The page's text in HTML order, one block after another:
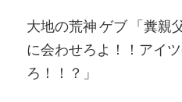
大地の荒神 ゲブ 「糞親
に会わせろよ！！アイ
ろ！！？」